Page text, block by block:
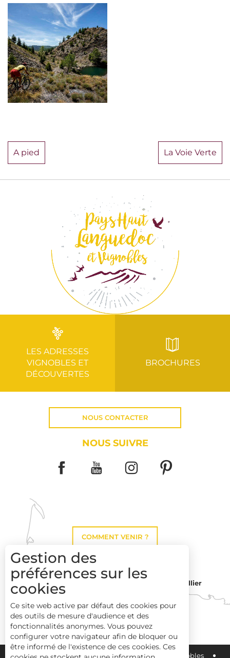
A pied La Voie Verte
LES ADRESSES
VIGNOBLES ET
DÉCOUVERTES
BROCHURES
NOUS CONTACTER
NOUS SUIVRE
COMMENT VENIR ?
Montpellier
Perpignan
Plan du site Pays Haut Languedoc et Vignobles
Gestion des
préférences sur les
cookies
Ce site web active par défaut des cookies pour
des outils de mesure d'audience et des
fonctionnalités anonymes. Vous pouvez
configurer votre navigateur afin de bloquer ou
être informé de l'existence de ces cookies. Ces